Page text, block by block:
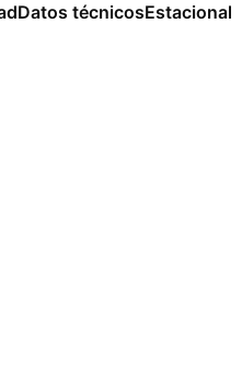
Datos técnicos